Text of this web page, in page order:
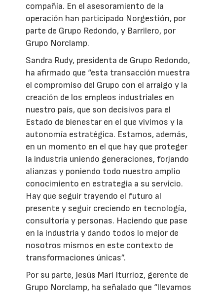
compañía. En el asesoramiento de la
operación han participado Norgestión, por
parte de Grupo Redondo, y Barrilero, por
Grupo Norclamp.
Sandra Rudy, presidenta de Grupo Redondo,
ha afirmado que “esta transacción muestra
el compromiso del Grupo con el arraigo y la
creación de los empleos industriales en
nuestro país, que son decisivos para el
Estado de bienestar en el que vivimos y la
autonomía estratégica. Estamos, además,
en un momento en el que hay que proteger
la industria uniendo generaciones, forjando
alianzas y poniendo todo nuestro amplio
conocimiento en estrategia a su servicio.
Hay que seguir trayendo el futuro al
presente y seguir creciendo en tecnología,
consultoría y personas. Haciendo que pase
en la industria y dando todos lo mejor de
nosotros mismos en este contexto de
transformaciones únicas”.
Por su parte, Jesús Mari Iturrioz, gerente de
Grupo Norclamp, ha señalado que “llevamos